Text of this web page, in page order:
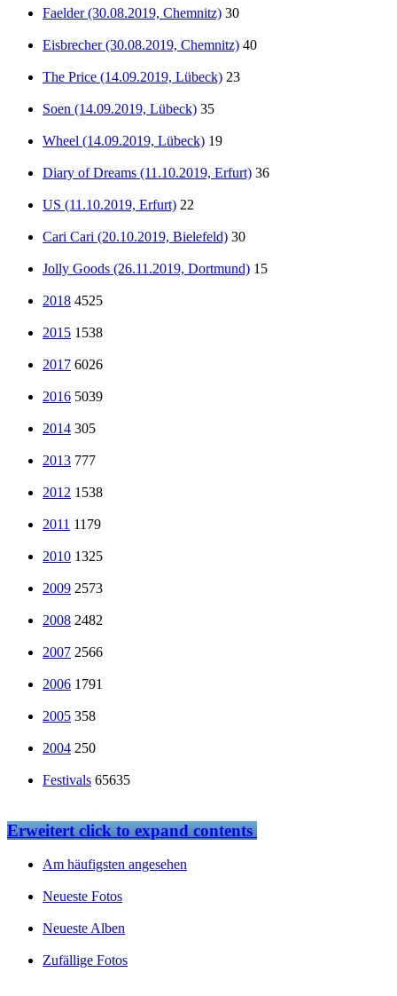
Faelder (30.08.2019, Chemnitz) 30
Eisbrecher (30.08.2019, Chemnitz) 40
The Price (14.09.2019, Lübeck) 23
Soen (14.09.2019, Lübeck) 35
Wheel (14.09.2019, Lübeck) 19
Diary of Dreams (11.10.2019, Erfurt) 36
US (11.10.2019, Erfurt) 22
Cari Cari (20.10.2019, Bielefeld) 30
Jolly Goods (26.11.2019, Dortmund) 15
2018 4525
2015 1538
2017 6026
2016 5039
2014 305
2013 777
2012 1538
2011 1179
2010 1325
2009 2573
2008 2482
2007 2566
2006 1791
2005 358
2004 250
Festivals 65635
Erweitertclick to expand contents
Am häufigsten angesehen
Neueste Fotos
Neueste Alben
Zufällige Fotos